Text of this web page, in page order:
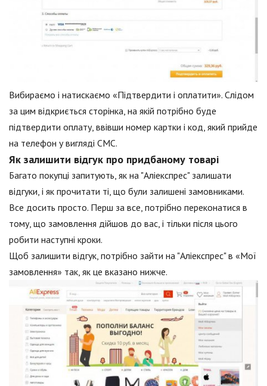
Вибираємо і натискаємо «Підтвердити і оплатити». Слідом
за цим відкриється сторінка, на якій потрібно буде
підтвердити оплату, ввівши номер картки і код, який прийде
на телефон у вигляді СМС.
Як залишити відгук про придбаному товарі
Багато покупці запитують, як на "Аліекспрес" залишати
відгуки, і як прочитати ті, що були залишені замовниками.
Все досить просто. Перш за все, потрібно переконатися в
тому, що замовлення дійшов до вас, і тільки після цього
робити наступні кроки.
Щоб залишити відгук, потрібно зайти на "Аліекспрес" в «Мої
замовлення» так, як це вказано нижче.